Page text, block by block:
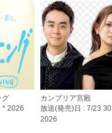
グ
* 2026
カンブリア宮殿
放送(発売)日 : 7/23
2026